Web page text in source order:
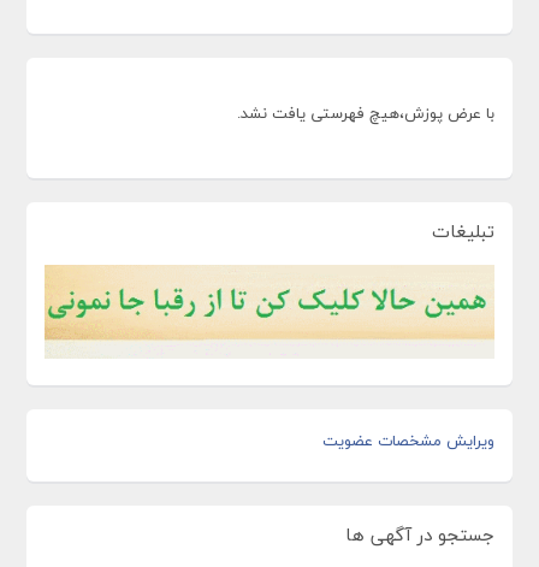
با عرض پوزش،هیچ فهرستی یافت نشد.
تبلیغات
ویرایش مشخصات عضویت
جستجو در آگهی ها